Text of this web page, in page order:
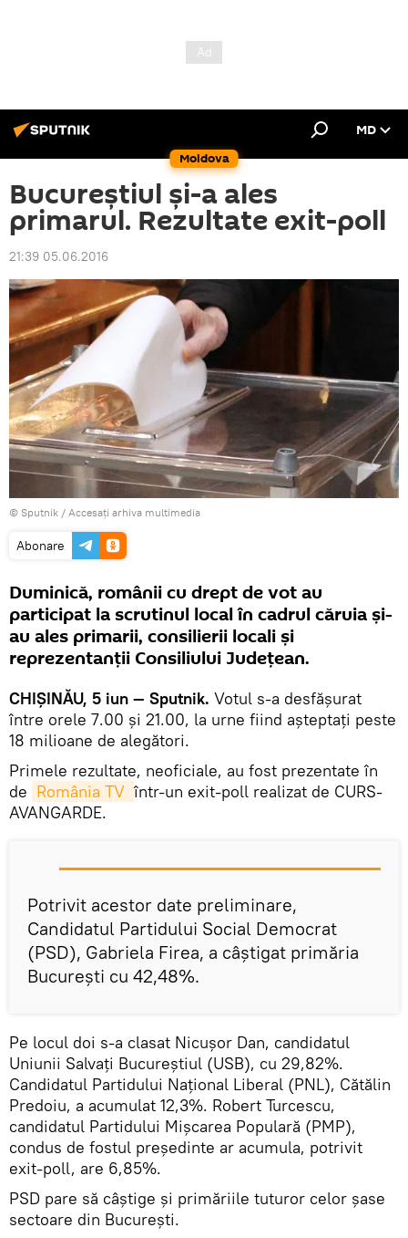
Moldova
MD
Bucureştiul şi-a ales
primarul. Rezultate exit-poll
21:39 05.06.2016
© Sputnik / Accesați arhiva multimedia
Abonare
Duminică, românii cu drept de vot au
participat la scrutinul local în cadrul căruia şi-
au ales primarii, consilierii locali şi
reprezentanţii Consiliului Judeţean.
CHIŞINĂU, 5 iun — Sputnik. Votul s-a desfăşurat
între orele 7.00 şi 21.00, la urne fiind aşteptaţi peste
18 milioane de alegători.
Primele rezultate, neoficiale, au fost prezentate în
de România TV într-un exit-poll realizat de CURS-
AVANGARDE.
Potrivit acestor date preliminare,
Candidatul Partidului Social Democrat
(PSD), Gabriela Firea, a câştigat primăria
Bucureşti cu 42,48%.
Pe locul doi s-a clasat Nicuşor Dan, candidatul
Uniunii Salvaţi Bucureştiul (USB), cu 29,82%.
Candidatul Partidului Naţional Liberal (PNL), Cătălin
Predoiu, a acumulat 12,3%. Robert Turcescu,
candidatul Partidului Mişcarea Populară (PMP),
condus de fostul preşedinte ar acumula, potrivit
exit-poll, are 6,85%.
PSD pare să câştige şi primăriile tuturor celor şase
sectoare din Bucureşti.